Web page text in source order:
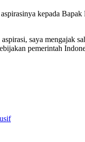
kepada
saya mengajak
pemerintah